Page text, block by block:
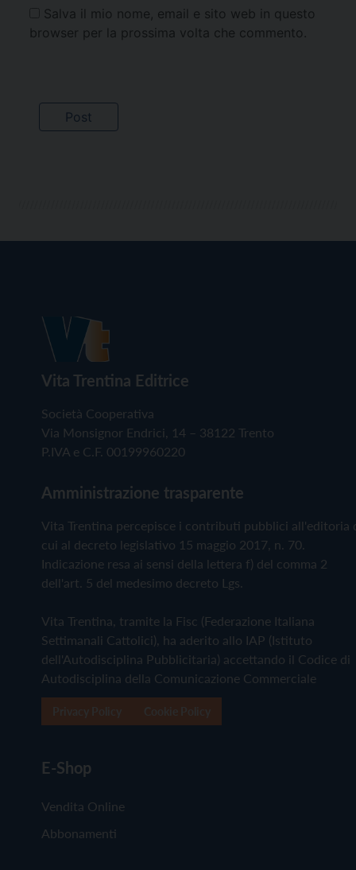
Salva il mio nome, email e sito web in questo
browser per la prossima volta che commento.
Vita Trentina Editrice
Società Cooperativa
Via Monsignor Endrici, 14 – 38122 Trento
P.IVA e C.F. 00199960220
Amministrazione trasparente
Vita Trentina percepisce i contributi pubblici all'editoria
cui al decreto legislativo 15 maggio 2017, n. 70.
Indicazione resa ai sensi della lettera f) del comma 2
dell'art. 5 del medesimo decreto Lgs.
Vita Trentina, tramite la Fisc (Federazione Italiana
Settimanali Cattolici), ha aderito allo IAP (Istituto
dell'Autodisciplina Pubblicitaria) accettando il Codice di
Autodisciplina della Comunicazione Commerciale
E-Shop
Vendita Online
Abbonamenti